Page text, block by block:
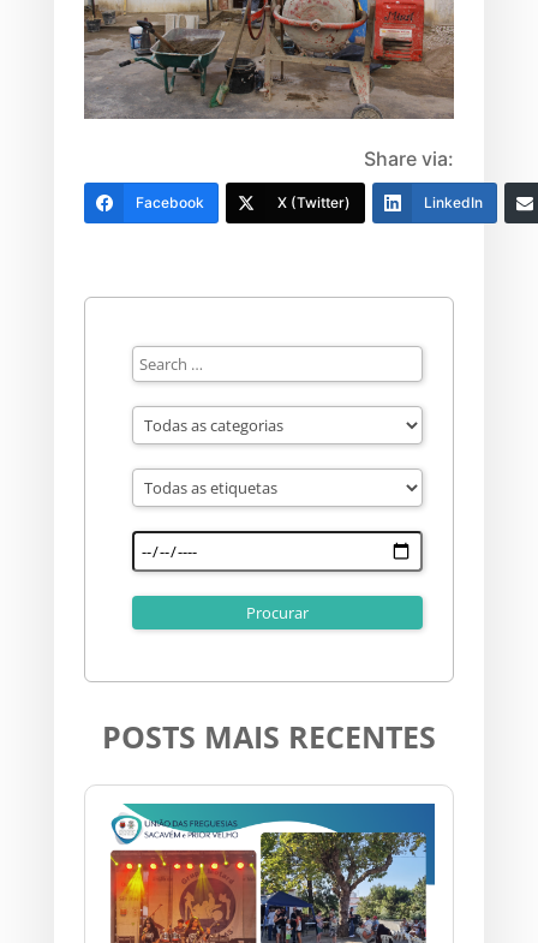
Share via:
Facebook X (Twitter) LinkedIn
POSTS MAIS RECENTES